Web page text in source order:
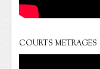
COURTS METRAGES